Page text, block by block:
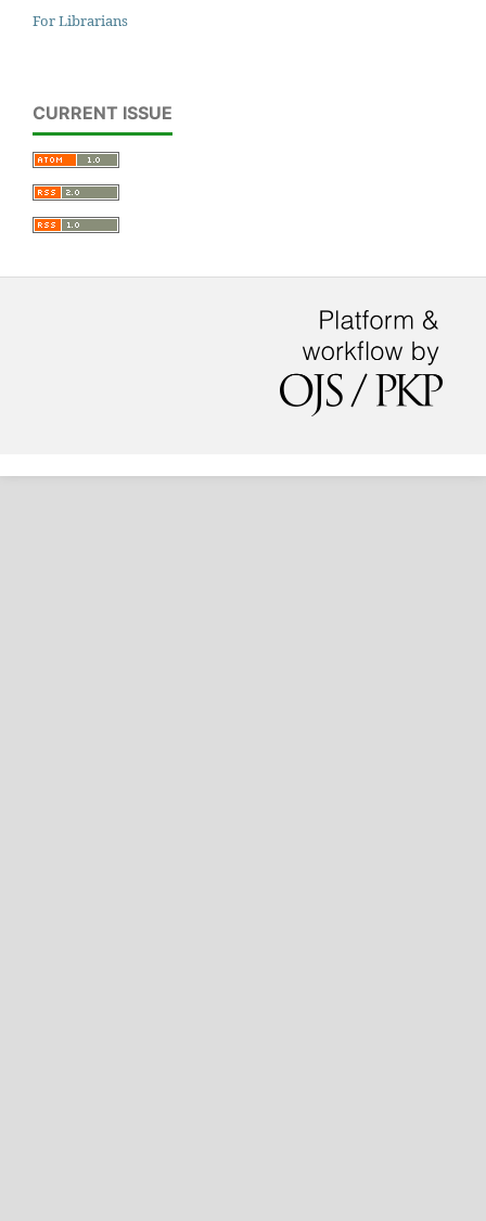
For Librarians
CURRENT ISSUE